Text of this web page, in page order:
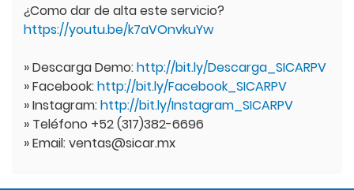
¿Como dar de alta este servicio?
https://youtu.be/k7aVOnvkuYw
» Descarga Demo:http://bit.ly/Descarga_SICARPV
» Facebook:http://bit.ly/Facebook_SICARPV
» Instagram:http://bit.ly/Instagram_SICARPV
» Teléfono +52 (317)382-6696
» Email: ventas@sicar.mx